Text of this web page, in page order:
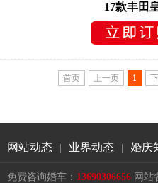
17款丰田
首页 上一页 1
网站动态 业界动态 婚庆
免费咨询婚车： 13690306656 网站